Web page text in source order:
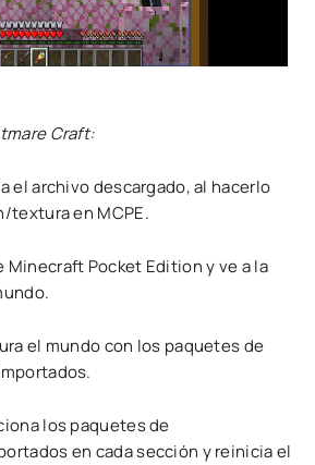
Craft:
el archivo descargado, al hacerlo
textura en MCPE.
Minecraft Pocket Edition y ve a la
el mundo con los paquetes de
los paquetes de
en cada sección y reinicia el